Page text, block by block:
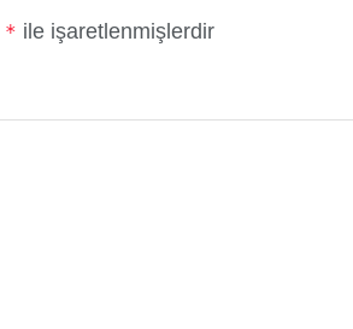
* ile işaretlenmişlerdir